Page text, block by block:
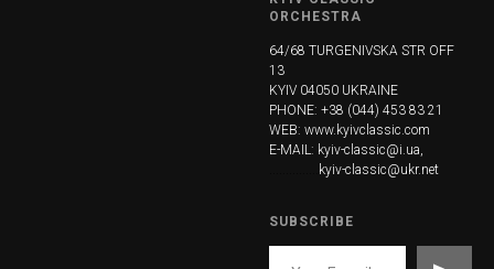
ORCHESTRA
64/68 TURGENIVSKA STR OFF
13
KYIV 04050 UKRAINE
PHONE: +38 (044) 453 83 21
WEB: www.kyivclassic.com
E-MAIL: kyiv-classic@i.ua,
kyiv-classic@ukr.net
SUBSCRIBE